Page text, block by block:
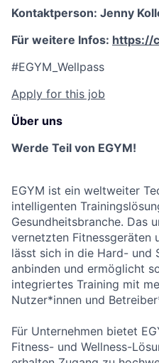
Kontaktperson: Jenny
Für weitere Infos: https://
#EGYM_Wellpass
Apply for this job
Über uns
Werde Teil von EGYM!
EGYM ist ein weltweiter
intelligenten
Gesundheitsbranche. Das
vernetzten Fitnessgeräten
lässt sich in die Hard-
anbinden und ermöglicht
integriertes Training mit
Nutzer*innen und
Für Unternehmen bietet
Fitness- und Wellness-